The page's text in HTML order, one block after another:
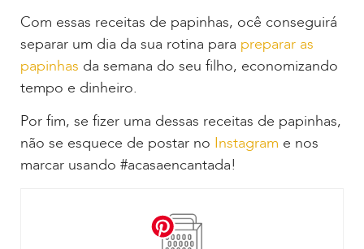
Com essas receitas de papinhas, ocê conseguirá
separar um dia da sua rotina para preparar as
papinhas da semana do seu filho, economizando
tempo e dinheiro.
Por fim, se fizer uma dessas receitas de papinhas,
não se esquece de postar no Instagram e nos
marcar usando #acasaencantada!